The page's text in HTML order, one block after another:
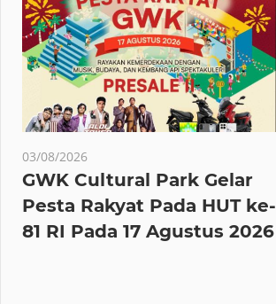
03/08/2026
GWK Cultural Park Gelar
Pesta Rakyat Pada HUT ke-
81 RI Pada 17 Agustus 2026